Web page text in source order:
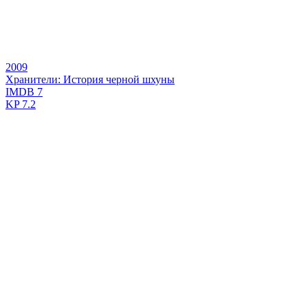
2009
Хранители: История черной шхуны
IMDB 7
KP7.2